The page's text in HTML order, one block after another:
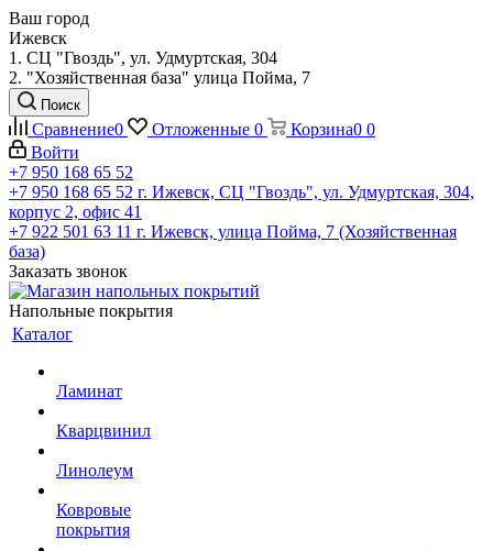
Ваш город
Ижевск
1. СЦ "Гвоздь", ул. Удмуртская, 304
2. "Хозяйственная база" улица Пойма, 7
Поиск
Сравнение0 Отложенные 0 Корзина0 0
Войти
+7 950 168 65 52
+7 950 168 65 52 г. Ижевск, СЦ "Гвоздь", ул. Удмуртская, 304,
корпус 2, офис 41
+7 922 501 63 11 г. Ижевск, улица Пойма, 7 (Хозяйственная
база)
Заказать звонок
Напольные покрытия
Каталог
Ламинат
Кварцвинил
Линолеум
Ковровые
покрытия